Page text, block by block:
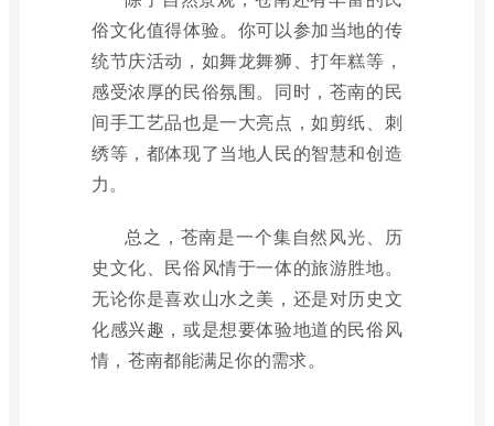
俗文化值得体验。你可以参加当地的传
统节庆活动，如舞龙舞狮、打年糕等，
感受浓厚的民俗氛围。同时，苍南的民
间手工艺品也是一大亮点，如剪纸、刺
绣等，都体现了当地人民的智慧和创造
力。
总之，苍南是一个集自然风光、历
史文化、民俗风情于一体的旅游胜地。
无论你是喜欢山水之美，还是对历史文
化感兴趣，或是想要体验地道的民俗风
情，苍南都能满足你的需求。